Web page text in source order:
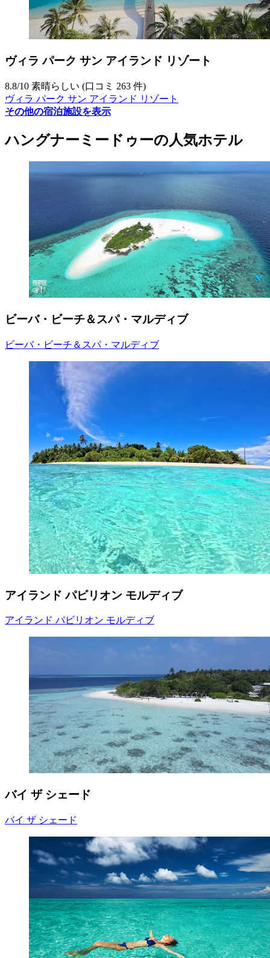
ヴィラ パーク サン アイランド リゾート
8.8/10 素晴らしい (口コミ 263 件)
ヴィラ パーク サン アイランド リゾート
その他の宿泊施設を表示
ハングナーミードゥーの人気ホテル
ビーバ・ビーチ＆スパ・マルディブ
ビーバ・ビーチ＆スパ・マルディブ
アイランド パビリオン モルディブ
アイランド パビリオン モルディブ
バイ ザ シェード
バイ ザ シェード